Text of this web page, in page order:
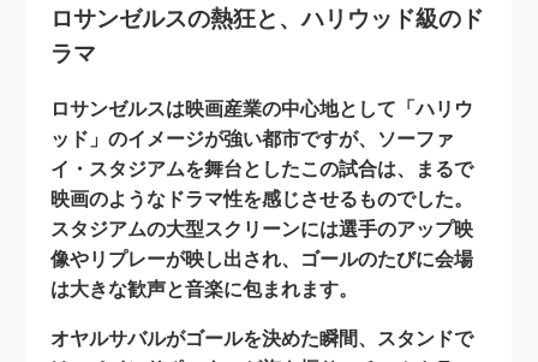
ロサンゼルスの熱狂と、ハリウッド級のド
ラマ
ロサンゼルスは映画産業の中心地として「ハリウ
ッド」のイメージが強い都市ですが、ソーファ
イ・スタジアムを舞台としたこの試合は、まるで
映画のようなドラマ性を感じさせるものでした。
スタジアムの大型スクリーンには選手のアップ映
像やリプレーが映し出され、ゴールのたびに会場
は大きな歓声と音楽に包まれます。
オヤルサバルがゴールを決めた瞬間、スタンドで